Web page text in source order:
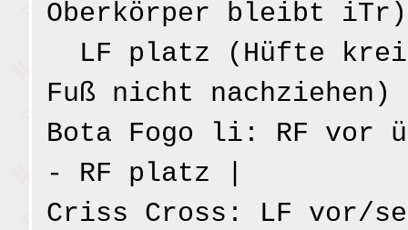
Oberkörper bleibt
LF platz (Hüfte
Fuß nicht
Bota Fogo li: RF vor
- RF platz |
Criss Cross: LF vor/